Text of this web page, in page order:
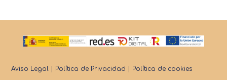
Aviso Legal | Política de Privacidad | Política de cookies